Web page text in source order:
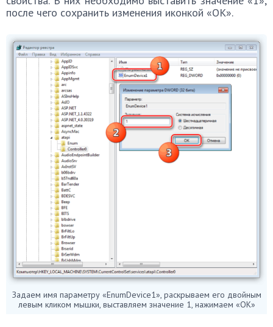
после чего сохранить изменения иконкой «ОК».
Задаем имя параметру «EnumDevice1», раскрываем его двойным
левым кликом мышки, выставляем значение 1, нажимаем «ОК»